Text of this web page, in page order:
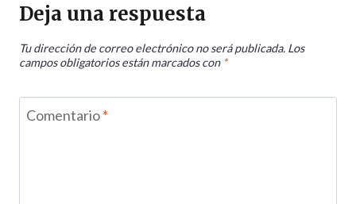
Deja una respuesta
Tu dirección de correo electrónico no será publicada. Los
campos obligatorios están marcados con *
Comentario*